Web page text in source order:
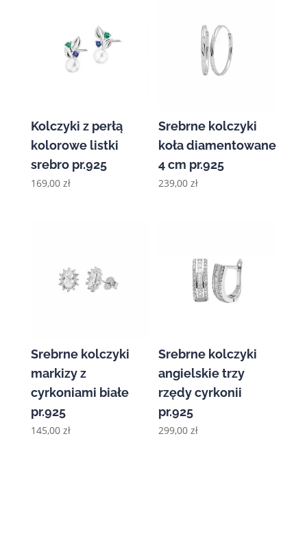
Kolczyki z perłą
kolorowe listki
srebro pr.925
169,00 zł
Srebrne kolczyki
koła diamentowane
4 cm pr.925
239,00zł
Srebrne kolczyki
markizy z
cyrkoniami białe
pr.925
145,00 zł
Srebrne kolczyki
angielskie trzy
rzędy cyrkonii
pr.925
299,00zł